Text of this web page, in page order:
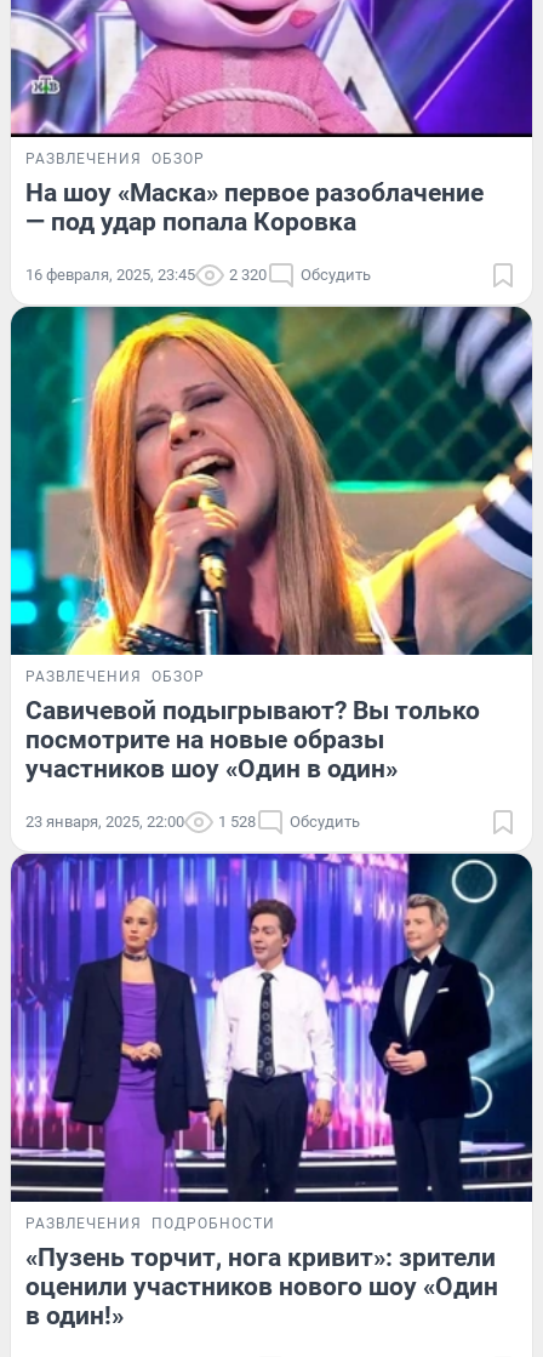
РАЗВЛЕЧЕНИЯ ОБЗОР
На шоу «Маска» первое разоблачение
— под удар попала Коровка
16 февраля, 2025, 23:45 2 320 Обсудить
РАЗВЛЕЧЕНИЯ ОБЗОР
Савичевой подыгрывают? Вы только
посмотрите на новые образы
участников шоу «Один в один»
23 января, 2025, 22:00 1 528 Обсудить
РАЗВЛЕЧЕНИЯ ПОДРОБНОСТИ
«Пузень торчит, нога кривит»: зрители
оценили участников нового шоу «Один
в один!»